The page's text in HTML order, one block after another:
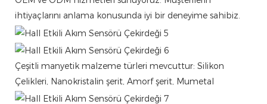
ihtiyaçlarını anlama konusunda iyi bir deneyime sahibiz.
Çeşitli manyetik malzeme türleri mevcuttur: Silikon
Çelikleri, Nanokristalin şerit, Amorf şerit, Mumetal